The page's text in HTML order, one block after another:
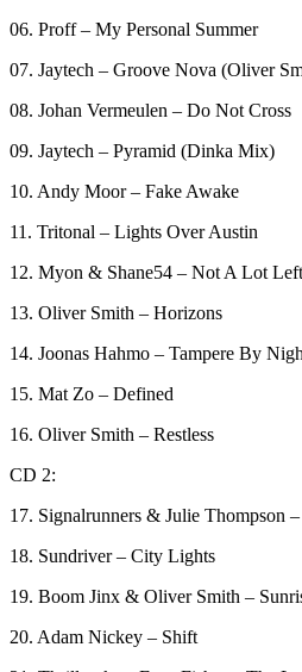
06. Proff – My Personal Summer
07. Jaytech – Groove Nova (Oliver
08. Johan Vermeulen – Do Not Cross
09. Jaytech – Pyramid (Dinka Mix)
10. Andy Moor – Fake Awake
11. Tritonal – Lights Over Austin
12. Myon & Shane54 – Not A Lot Left
13. Oliver Smith – Horizons
14. Joonas Hahmo – Tampere By
15. Mat Zo – Defined
16. Oliver Smith – Restless
CD 2:
17. Signalrunners & Julie Thompson
18. Sundriver – City Lights
19. Boom Jinx & Oliver Smith –
20. Adam Nickey – Shift